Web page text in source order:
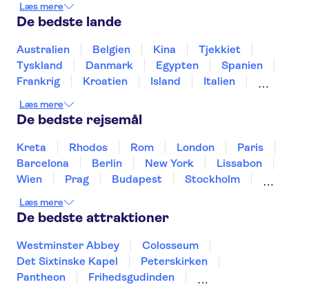
Groeninge Museum
Cathedral of Our Lady Antwerp
Het Steen Castle
Rubens House
Historium Bruges
Museum aan de Stroom
Læs mere
De bedste lande
Australien Belgien Kina
Tjekkiet
Tyskland
Danmark Egypten
Spanien
Frankrig
Kroatien Island
Italien
Sverige
Slovenien
Læs mere
De bedste rejsemål
Kreta Rhodos Rom London
Paris
Barcelona
Berlin New York
Lissabon
Wien
Prag Budapest
Stockholm
Aarhus
Helsingborg
Læs mere
De bedste attraktioner
Westminster Abbey
Colosseum
Det Sixtinske Kapel
Peterskirken
Pantheon
Frihedsgudinden